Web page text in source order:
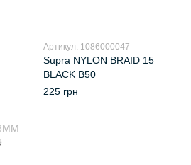
Артикул: 1086000047
Supra NYLON BRAID 15
BLACK B50
225 грн